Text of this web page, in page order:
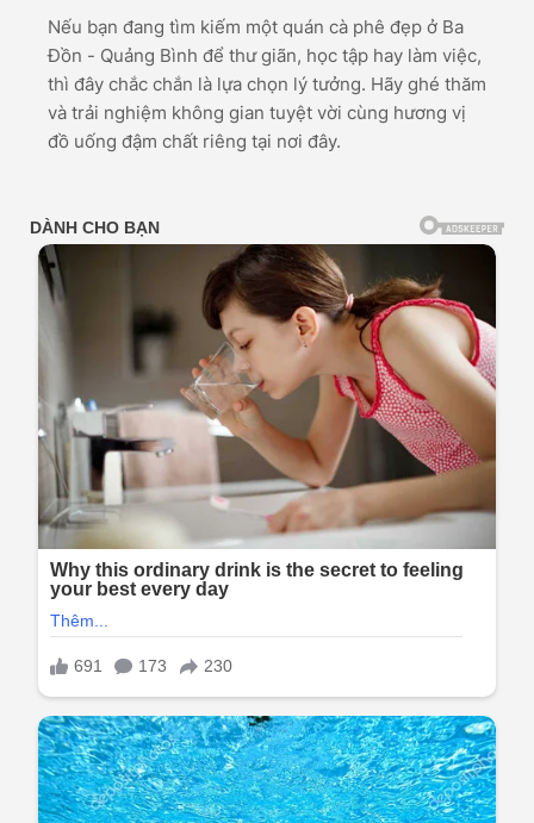
Nếu bạn đang tìm kiếm một quán cà phê đẹp ở Ba
Đồn - Quảng Bình để thư giãn, học tập hay làm việc,
thì đây chắc chắn là lựa chọn lý tưởng. Hãy ghé thăm
và trải nghiệm không gian tuyệt vời cùng hương vị
đồ uống đậm chất riêng tại nơi đây.